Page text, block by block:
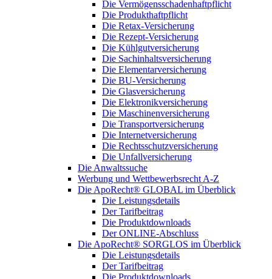
Die Vermögensschadenhaftpflicht
Die Produkthaftpflicht
Die Retax-Versicherung
Die Rezept-Versicherung
Die Kühlgutversicherung
Die Sachinhaltsversicherung
Die Elementarversicherung
Die BU-Versicherung
Die Glasversicherung
Die Elektronikversicherung
Die Maschinenversicherung
Die Transportversicherung
Die Internetversicherung
Die Rechtsschutzversicherung
Die Unfallversicherung
Die Anwaltssuche
Werbung und Wettbewerbsrecht A-Z
Die ApoRecht® GLOBAL im Überblick
Die Leistungsdetails
Der Tarifbeitrag
Die Produktdownloads
Der ONLINE-Abschluss
Die ApoRecht® SORGLOS im Überblick
Die Leistungsdetails
Der Tarifbeitrag
Die Produktdownloads